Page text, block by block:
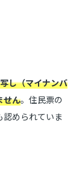
し（マイナンバ
せん。住民票の
められていま